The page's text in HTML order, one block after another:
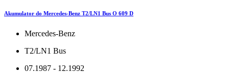
Akumulator do Mercedes-Benz T2/LN1 Bus O 609 D
Mercedes-Benz
T2/LN1 Bus
07.1987 - 12.1992